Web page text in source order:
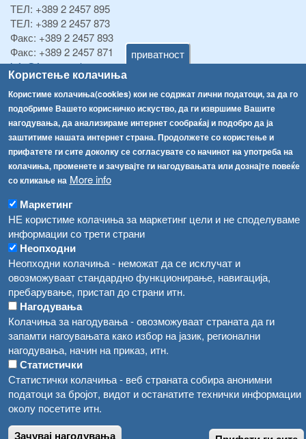
приватност
Користење колачиња
Користиме колачиња(cookies) кои не содржат лични податоци, за да го
подобриме Вашето корисничко искуство, да ги извршиме Вашите
нагодувања, да анализираме интернет сообраќај и подобро да ја
заштитиме нашата интернет страна. Продолжете со користење и
прифатете ги сите доколку се согласувате со начинот на употреба на
колачиња, променете и зачувајте ги нагодувањата или дознајте повеќе
со кликање на More info
Маркетинг
НЕ користиме колачиња за маркетинг цели и не споделуваме
информации со трети страни
Неопходни
Неопходни колачиња - неможат да се исклучат и
овозможуваат стандардно функционирање, навигација,
пребарување, пристап до страни итн.
Нагодувања
Колачиња за нагодувања - овозможуваат страната да ги
запамти нагоувањата како избор на јазик, регионални
нагодувања, начин на приказ, итн.
Статистички
Статистички колачиња - веб страната собира анонимни
податоци за бројот, видот и останатите технички информации
околу посетите итн.
Зачувај нагодувања
ТЕЛ: +389 2 2457 895
ТЕЛ: +389 2 2457 873
Факс: +389 2 2457 893
Факс: +389 2 2457 871
info@fva.gov.mk
[АХВ-претходна страна]
Соопштенија
Република Бугарија ги засили официјалните контроли при увоз на свежо овошје и зеленчук
Високите температури ризик од труење со храна, опасни се и за животните
Водата во Гостивар може да се користи како техничка, продолжува испораката на флаширана вода
Во Гостивар спроведени 70 вонредни контроли
Забраната за водата во Гостивар останува на сила, операторите да користат само технички безбедна вода
Навигација
Архива
Регистри
Обрасци
Огласи